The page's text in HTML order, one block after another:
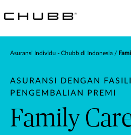
Asuransi Individu - Chubb di Indonesia
ASURANSI DENGAN
PENGEMBALIAN PREMI
Family